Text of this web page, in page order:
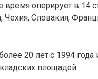
оперирует в 14
Словакия,
20 лет с 1994
площадей.